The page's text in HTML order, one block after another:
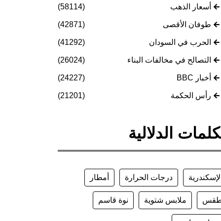
أسعار الذهب (58114)
طوفان الأقصى (42871)
الحرب في السودان (41292)
التصالح في مخالفات البناء (26024)
أخبار BBC (24227)
رأس الحكمة (21201)
الدلالية
الإسكندرية درجات الحرارة أمطار
ملابس شتوية نوة قاسم